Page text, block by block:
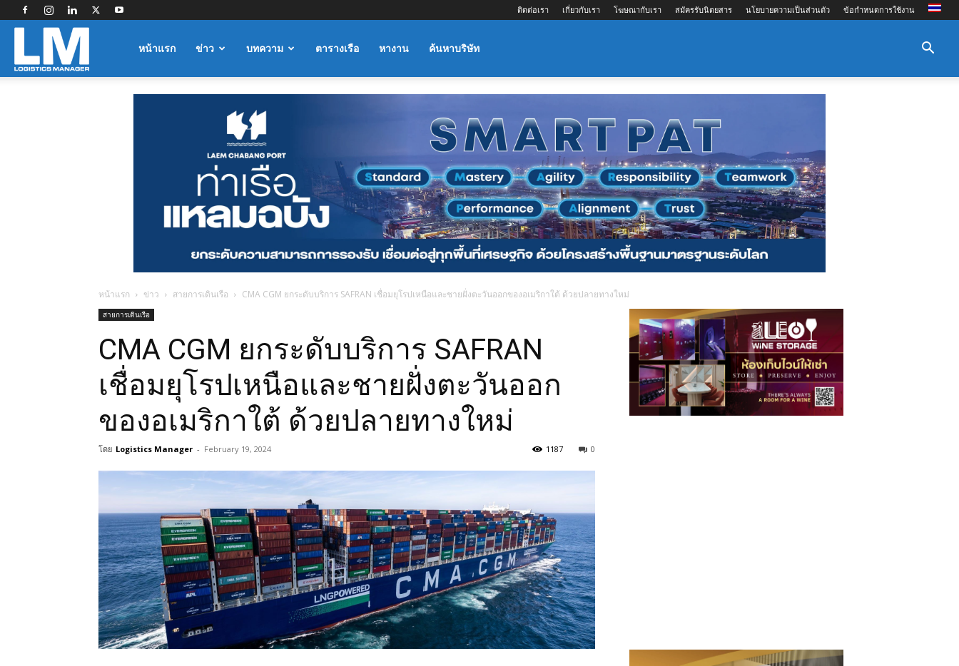
ติดต่อเรา เกี่ยวกับเรา โฆษณากับเรา สมัครรับนิตยสาร นโยบายความเป็นส่วนตัว ข้อกำหนดการใช้งาน
Logisticsหน้าแรก ข่าว บทความ ตารางเรือ หางาน ค้นหาบริษัท
หน้าแรก ข่าว สายการเดินเรือ CMA CGM ยกระดับบริการ SAFRAN เชื่อมยุโรปเหนือและชายฝั่งตะวันออกของอเมริกาใต้ ด้วยปลายทางใหม่
สายการเดินเรือ
CMA CGM ยกระดับบริการ SAFRAN
เชื่อมยุโรปเหนือและชายฝั่งตะวันออก
ของอเมริกาใต้ ด้วยปลายทางใหม่
โดย Logistics Manager - February 19, 2024 0
1187